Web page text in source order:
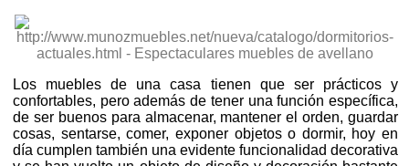
Los muebles de una casa tienen que ser prácticos y
confortables, pero además de tener una función específica,
de ser buenos para almacenar, mantener el orden, guardar
cosas, sentarse, comer, exponer objetos o dormir, hoy en
día cumplen también una evidente funcionalidad decorativa